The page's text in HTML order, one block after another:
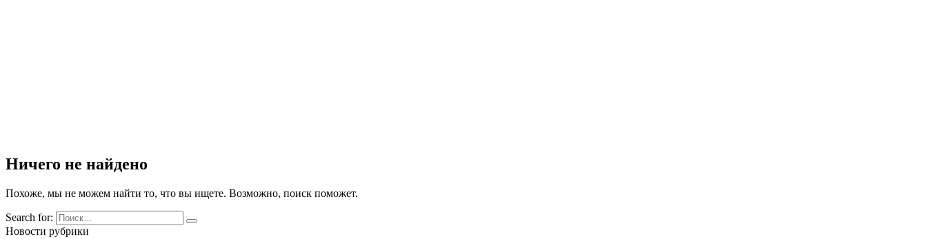
Ничего не найдено
Похоже, мы не можем найти то, что вы ищете. Возможно, поиск поможет.
Search for:
Новости рубрики